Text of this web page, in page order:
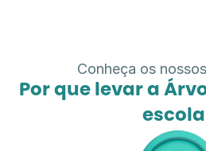
Conheça os
Por que levar a